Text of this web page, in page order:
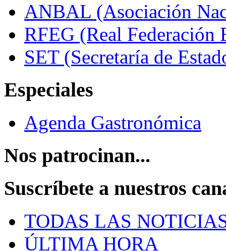
ANBAL (Asociación
RFEG (Real Federación
SET (Secretaría de
Especiales
Agenda Gastronómica
Nos patrocinan...
Suscríbete a nuestros
TODAS LAS
ÚLTIMA HORA